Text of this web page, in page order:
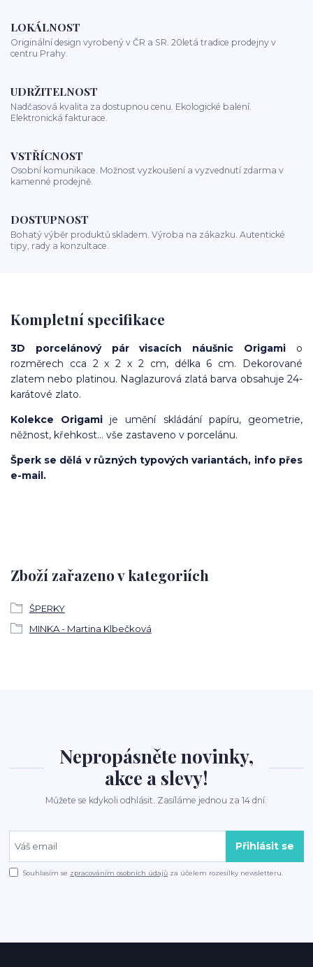
LOKÁLNOST
Originální design vyrobený v ČR a SR. 20letá tradice prodejny v
centru Prahy.
UDRŽITELNOST
Nadčasová kvalita za dostupnou cenu. Ekologické balení.
Elektronická fakturace.
VSTŘÍCNOST
Osobní komunikace. Možnost vyzkoušení a vyzvednutí zdarma v
kamenné prodejně.
DOSTUPNOST
Bohatý výběr produktů skladem. Výroba na zákazku. Autentické
tipy, rady a konzultace.
Kompletní specifikace
3D porcelánový pár visacích náušnic Origami o
rozměrech cca 2 x 2 x 2 cm, délka 6 cm. Dekorované
zlatem nebo platinou. Naglazurová zlatá barva obsahuje 24-
karátové zlato.
Kolekce Origami je umění skládání papíru, geometrie,
něžnost, křehkost… vše zastaveno v porcelánu.
Šperk se dělá v různých typových variantách, info přes
e-mail.
Zboží zařazeno v kategoriích
ŠPERKY
MINKA - Martina Klbečková
Nepropásněte novinky,
akce a slevy!
Můžete se kdykoli odhlásit. Zasíláme jednou za 14 dní.
Přihlásit se
Souhlasím se zpracováním osobních údajů za účelem rozesílky newsletteru.